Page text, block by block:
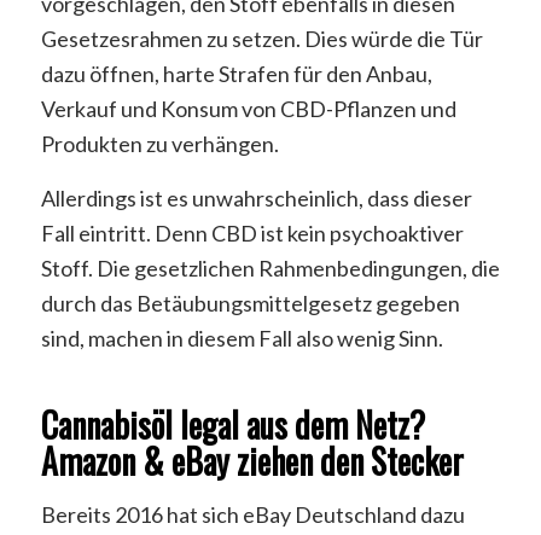
Gesetzesrahmen zu setzen. Dies würde die Tür
dazu öffnen, harte Strafen für den Anbau,
Verkauf und Konsum von CBD-Pflanzen und
Produkten zu verhängen.
Allerdings ist es unwahrscheinlich, dass dieser
Fall eintritt. Denn CBD ist kein psychoaktiver
Stoff. Die gesetzlichen Rahmenbedingungen, die
durch das Betäubungsmittelgesetz gegeben
sind, machen in diesem Fall also wenig Sinn.
Cannabisöl legal aus dem Netz?
Amazon & eBay ziehen den Stecker
Bereits 2016 hat sich eBay Deutschland dazu